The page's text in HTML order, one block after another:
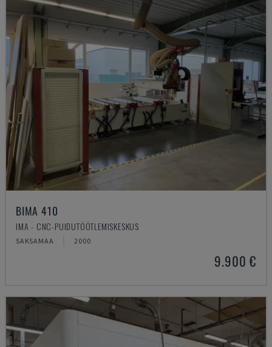
BIMA 410
IMA - CNC-PUIDUTÖÖTLEMISKESKUS
SAKSAMAA 2000
9.900 €